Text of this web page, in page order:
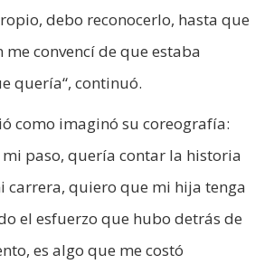
debo reconocerlo, hasta que
me convencí de que estaba
quería“, continuó.
como imaginó su coreografía:
paso, quería contar la historia
carrera, quiero que mi hija tenga
el esfuerzo que hubo detrás de
es algo que me costó